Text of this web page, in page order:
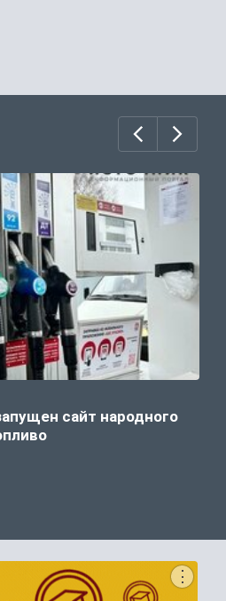
сайт народного